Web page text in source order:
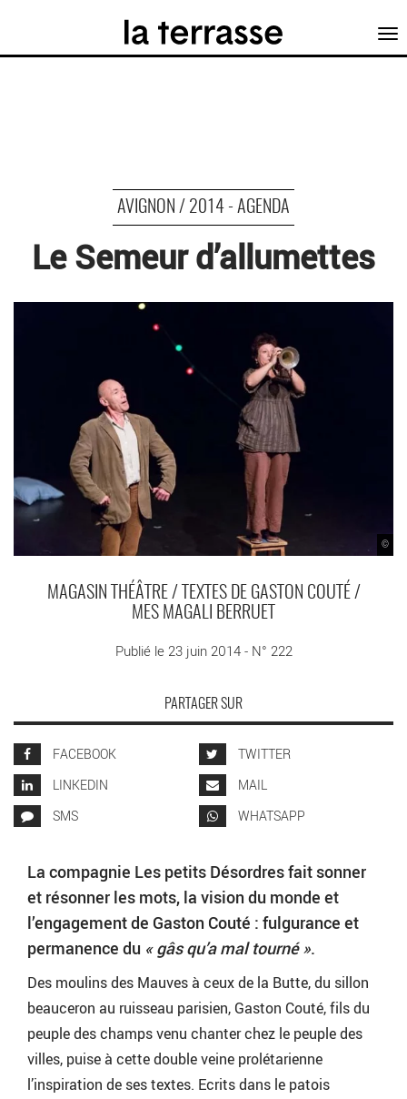
AVIGNON / 2014 - AGENDA
Le Semeur d’allumettes
©
MAGASIN THÉÂTRE / TEXTES DE GASTON COUTÉ /
MES MAGALI BERRUET
Publié le 23 juin 2014 - N° 222
PARTAGER SUR
FACEBOOK
TWITTER
LINKEDIN
MAIL
SMS
WHATSAPP
La compagnie Les petits Désordres fait sonner
et résonner les mots, la vision du monde et
l’engagement de Gaston Couté : fulgurance et
permanence du « gâs qu’a mal tourné ».
Des moulins des Mauves à ceux de la Butte, du sillon
beauceron au ruisseau parisien, Gaston Couté, fils du
peuple des champs venu chanter chez le peuple des
villes, puise à cette double veine prolétarienne
l’inspiration de ses textes. Ecrits dans le patois